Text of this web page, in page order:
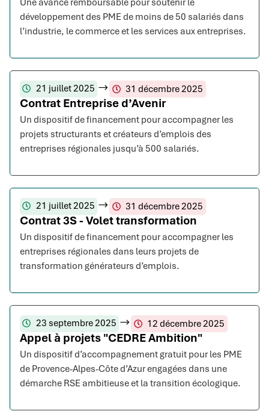
Une avance remboursable pour soutenir le
développement des PME de moins de 50 salariés dans
l’industrie, le commerce et les services aux entreprises.
21 juillet 2025 31 décembre 2025
Contrat Entreprise d’Avenir
Un dispositif de financement pour accompagner les
projets structurants et créateurs d’emplois des
entreprises régionales jusqu’à 500 salariés.
21 juillet 2025 31 décembre 2025
Contrat 3S - Volet transformation
Un dispositif de financement pour accompagner les
entreprises régionales dans leurs projets de
transformation générateurs d’emplois.
23 septembre 2025 12 décembre 2025
Appel à projets "CEDRE Ambition"
Un dispositif d’accompagnement gratuit pour les PME
de Provence-Alpes-Côte d’Azur engagées dans une
démarche RSE ambitieuse et la transition écologique.